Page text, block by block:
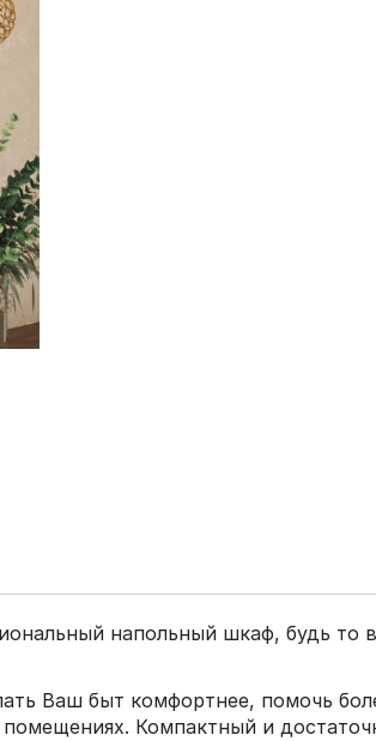
напольный шкаф, будь то
Ваш быт комфортнее, помочь
Компактный и